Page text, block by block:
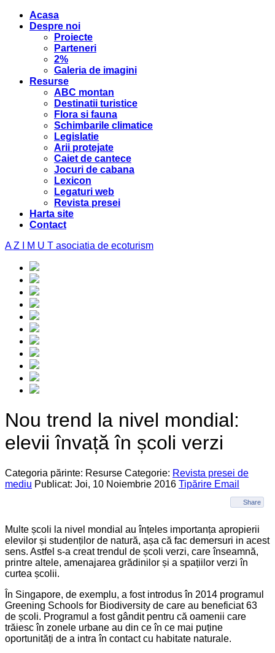
Acasa
Despre noi
Proiecte
Parteneri
2%
Galeria de imagini
Resurse
ABC montan
Destinatii turistice
Flora si fauna
Schimbarile climatice
Legislatie
Arii protejate
Caiet de cantece
Jocuri de cabana
Lexicon
Legaturi web
Revista presei
Harta site
Contact
A Z I M U T asociatia de ecoturism
Nou trend la nivel mondial:
elevii învață în școli verzi
Categoria părinte: Resurse Categorie: Revista presei de
mediu Publicat: Joi, 10 Noiembrie 2016 Tipărire Email
Share
Multe școli la nivel mondial au înțeles importanța apropierii
elevilor și studenților de natură, așa că fac demersuri in acest
sens. Astfel s-a creat trendul de școli verzi, care înseamnă,
printre altele, amenajarea grădinilor și a spațiilor verzi în
curtea școlii.
În Singapore, de exemplu, a fost introdus în 2014 programul
Greening Schools for Biodiversity de care au beneficiat 63
de școli. Programul a fost gândit pentru că oamenii care
trăiesc în zonele urbane au din ce în ce mai puține
oportunități de a intra în contact cu habitate naturale.